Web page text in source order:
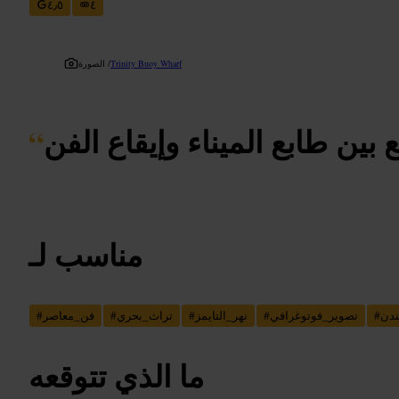
٤٫٥
٤
الصورة /Trinity Buoy Wharf
“طابع الميناء وإيقاع الفن
مناسب لـ
# فن_معاصر #تراث_بحري # نهر_التايمز #تصوير_فوتوغرافي #
ما الذي تتوقعه